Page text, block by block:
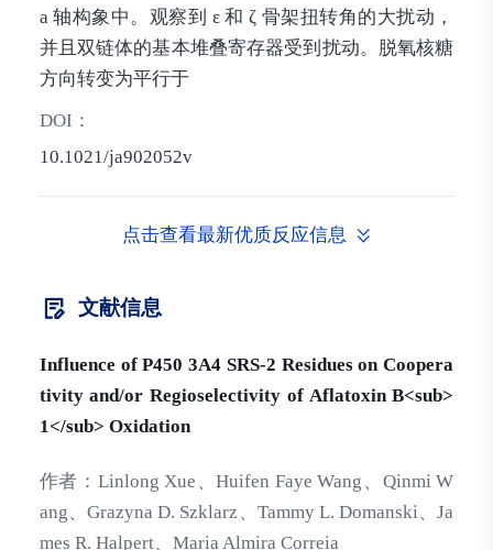
a 轴构象中。观察到 ε 和 ζ 骨架扭转角的大扰动，
并且双链体的基本堆叠寄存器受到扰动。脱氧核糖
方向转变为平行于
DOI：
10.1021/ja902052v
点击查看最新优质反应信息
文献信息
Influence of P450 3A4 SRS-2 Residues on Coopera
tivity and/or Regioselectivity of Aflatoxin B<sub>
1</sub> Oxidation
作者： Linlong Xue、Huifen Faye Wang、Qinmi W
ang、Grazyna D. Szklarz、Tammy L. Domanski、Ja
mes R. Halpert、Maria Almira Correia